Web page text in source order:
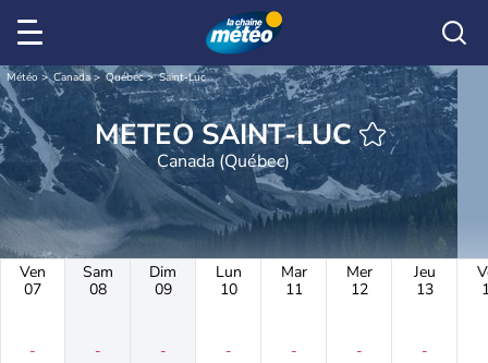
Météo Canada Québec Saint-Luc
METEO SAINT-LUC
Canada (Québec)
Ven
07
-
Sam
08
-
Dim
09
-
Lun
10
-
Mar
11
-
Mer
12
-
Jeu
13
-